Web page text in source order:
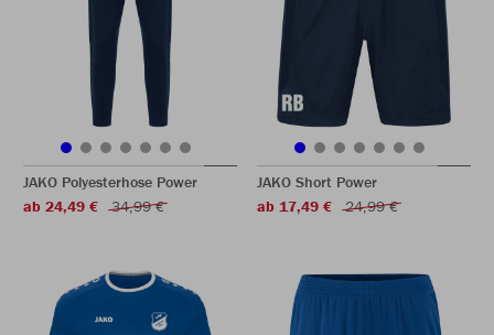
JAKO Polyesterhose Power
ab 24,49 €
34,99 €
JAKO Short Power
ab 17,49 €
24,99 €